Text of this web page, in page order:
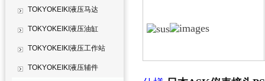
TOKYOKEIKI液压马达
TOKYOKEIKI液压油缸
TOKYOKEIKI液压工作站
TOKYOKEIKI液压辅件